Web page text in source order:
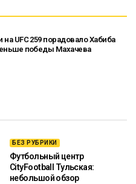
UFC 259 порадовало Хабиба
победы Махачева
БЕЗ РУБРИКИ
Футбольный центр
CityFootball Тульская:
небольшой обзор